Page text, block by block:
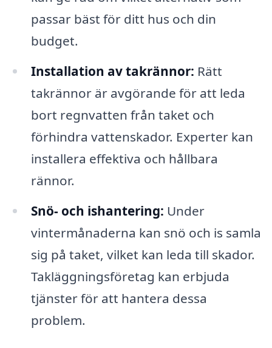
passar bäst för ditt hus och din
budget.
Installation av takrännor: Rätt
takrännor är avgörande för att leda
bort regnvatten från taket och
förhindra vattenskador. Experter kan
installera effektiva och hållbara
rännor.
Snö- och ishantering: Under
vintermånaderna kan snö och is samla
sig på taket, vilket kan leda till skador.
Takläggningsföretag kan erbjuda
tjänster för att hantera dessa
problem.